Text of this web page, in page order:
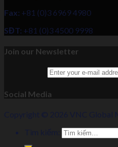
Fax: +81 (0)3 6969 4980
SĐT: +81 (0)3 4500 9998
Join our Newsletter
Social Media